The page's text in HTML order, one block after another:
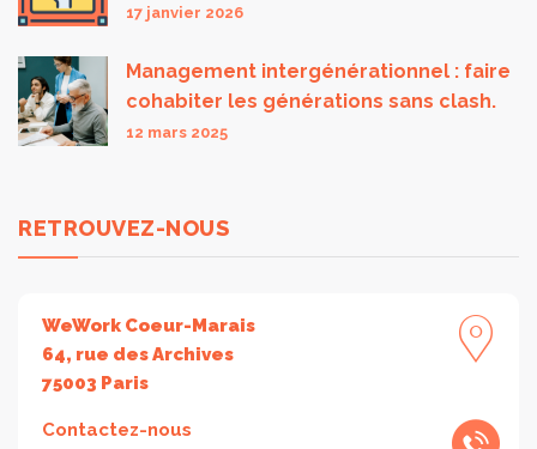
17 janvier 2026
Management intergénérationnel : faire
cohabiter les générations sans clash.
12 mars 2025
RETROUVEZ-NOUS
WeWork Coeur-Marais
64, rue des Archives
75003 Paris
Contactez-nous